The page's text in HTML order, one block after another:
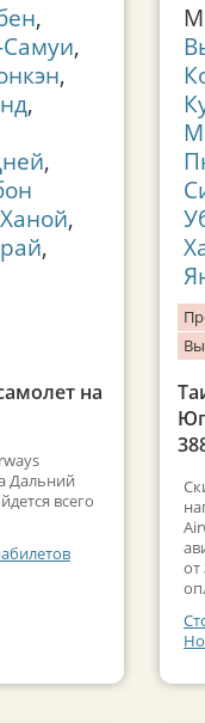
,
,
,
,
,
Ханой,
,
на
Дальний
всего
от